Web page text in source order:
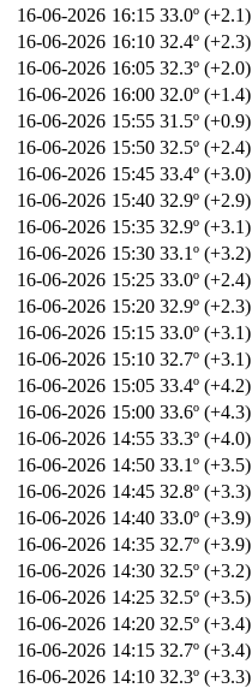
16-06-2026 16:15 33.0º (+2.1)
16-06-2026 16:10 32.4º (+2.3)
16-06-2026 16:05 32.3º (+2.0)
16-06-2026 16:00 32.0º (+1.4)
16-06-2026 15:55 31.5º (+0.9)
16-06-2026 15:50 32.5º (+2.4)
16-06-2026 15:45 33.4º (+3.0)
16-06-2026 15:40 32.9º (+2.9)
16-06-2026 15:35 32.9º (+3.1)
16-06-2026 15:30 33.1º (+3.2)
16-06-2026 15:25 33.0º (+2.4)
16-06-2026 15:20 32.9º (+2.3)
16-06-2026 15:15 33.0º (+3.1)
16-06-2026 15:10 32.7º (+3.1)
16-06-2026 15:05 33.4º (+4.2)
16-06-2026 15:00 33.6º (+4.3)
16-06-2026 14:55 33.3º (+4.0)
16-06-2026 14:50 33.1º (+3.5)
16-06-2026 14:45 32.8º (+3.3)
16-06-2026 14:40 33.0º (+3.9)
16-06-2026 14:35 32.7º (+3.9)
16-06-2026 14:30 32.5º (+3.2)
16-06-2026 14:25 32.5º (+3.5)
16-06-2026 14:20 32.5º (+3.4)
16-06-2026 14:15 32.7º (+3.4)
16-06-2026 14:10 32.3º (+3.3)